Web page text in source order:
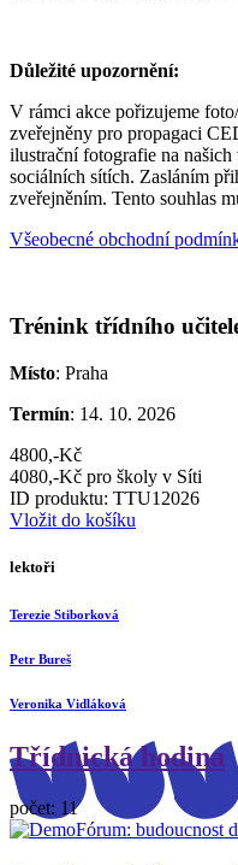
Důležité upozornění:
V rámci akce pořizujeme
zveřejněny pro propagaci
ilustrační fotografie na
sociálních sítích. Zasláním
zveřejněním. Tento souhlas
Všeobecné obchodní
Trénink třídního
Místo: Praha
Termín: 14. 10. 2026
4800,-Kč
4080,-Kč pro školy v Síti
ID produktu: TTU12026
Vložit do košíku
lektoři
Terezie Stiborková
Petr Bureš
Veronika Vidláková
Třídnická hodina
počet: 11